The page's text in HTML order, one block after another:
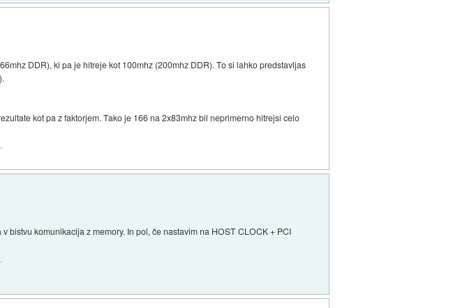
DDR), ki pa je hitreje kot 100mhz (200mhz DDR). To si lahko predstavljas
kot pa z faktorjem. Tako je 166 na 2x83mhz bil neprimerno hitrejsi celo
bistvu komunikacija z memory. In pol, če nastavim na HOST CLOCK + PCI